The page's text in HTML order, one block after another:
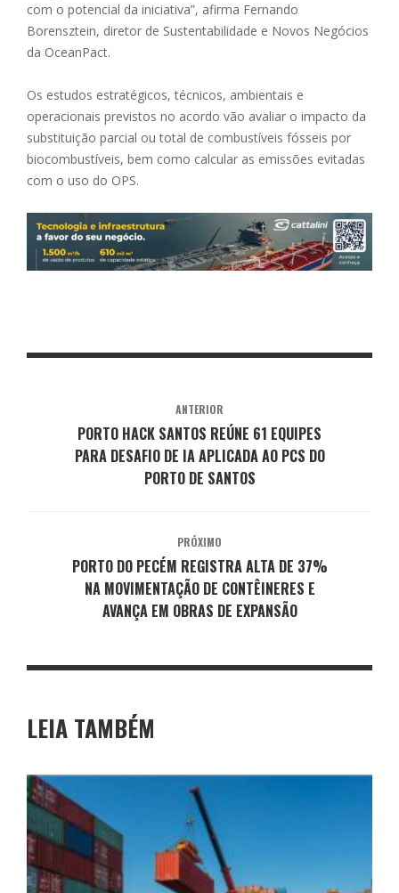
com o potencial da iniciativa”, afirma Fernando
Borensztein, diretor de Sustentabilidade e Novos Negócios
da OceanPact.
Os estudos estratégicos, técnicos, ambientais e
operacionais previstos no acordo vão avaliar o impacto da
substituição parcial ou total de combustíveis fósseis por
biocombustíveis, bem como calcular as emissões evitadas
com o uso do OPS.
ANTERIOR
PORTO HACK SANTOS REÚNE 61 EQUIPES
PARA DESAFIO DE IA APLICADA AO PCS DO
PORTO DE SANTOS
PRÓXIMO
PORTO DO PECÉM REGISTRA ALTA DE 37%
NA MOVIMENTAÇÃO DE CONTÊINERES E
AVANÇA EM OBRAS DE EXPANSÃO
LEIA TAMBÉM